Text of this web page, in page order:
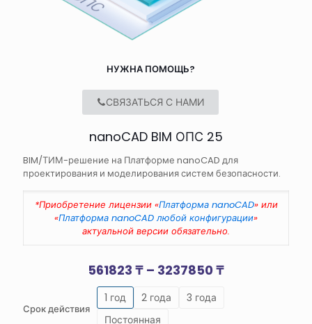
НУЖНА ПОМОЩЬ?
СВЯЗАТЬСЯ С НАМИ
nanoCAD BIM ОПС 25
BIM/ТИМ-решение на Платформе nanoCAD для
проектирования и моделирования систем безопасности.
*Приобретение лицензии «Платформа nanoCAD» или
«Платформа nanoCAD любой конфигурации»
актуальной версии обязательно.
561823 ₸ – 3237850 ₸Диапазон
Срок действия
1 год 2 года
3 года
Постоянная